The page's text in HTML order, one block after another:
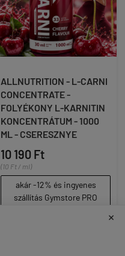
ALLNUTRITION - L-CARNI
CONCENTRATE -
FOLYÉKONY L-KARNITIN
KONCENTRÁTUM - 1000
ML - CSERESZNYE
10 190 Ft
(10 Ft / ml)
akár -12% és ingyenes
szállítás Gymstore PRO
×